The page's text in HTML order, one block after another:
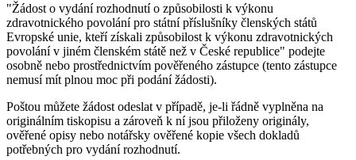
"Žádost o vydání rozhodnutí o způsobilosti k výkonu
zdravotnického povolání pro státní příslušníky členských států
Evropské unie, kteří získali způsobilost k výkonu zdravotnických
povolání v jiném členském státě než v České republice" podejte
osobně nebo prostřednictvím pověřeného zástupce (tento zástupce
nemusí mít plnou moc při podání žádosti).
Poštou můžete žádost odeslat v případě, je-li řádně vyplněna na
originálním tiskopisu a zároveň k ní jsou přiloženy originály,
ověřené opisy nebo notářsky ověřené kopie všech dokladů
potřebných pro vydání rozhodnutí.